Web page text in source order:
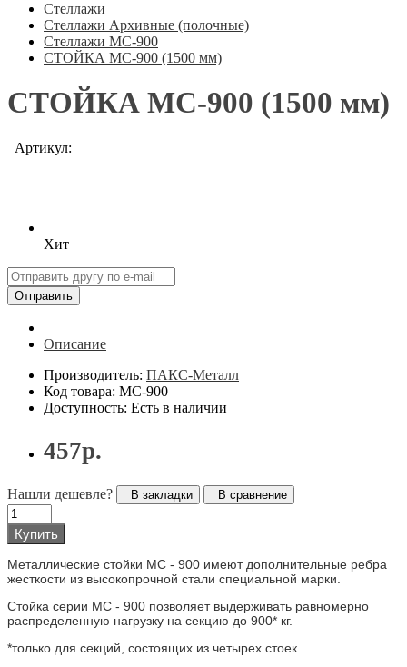
Стеллажи
Стеллажи Архивные (полочные)
Стеллажи МС-900
СТОЙКА МС-900 (1500 мм)
СТОЙКА МС-900 (1500 мм)
Артикул:
Хит
Отправить
Описание
Производитель: ПАКС-Металл
Код товара: МС-900
Доступность: Есть в наличии
457р.
Нашли дешевле? В закладки В сравнение
Купить
Металлические стойки МС - 900 имеют дополнительные ребра
жесткости из высокопрочной стали специальной марки.
Стойка серии МС - 900 позволяет выдерживать равномерно
распределенную нагрузку на секцию до 900* кг.
*только для секций, состоящих из четырех стоек.